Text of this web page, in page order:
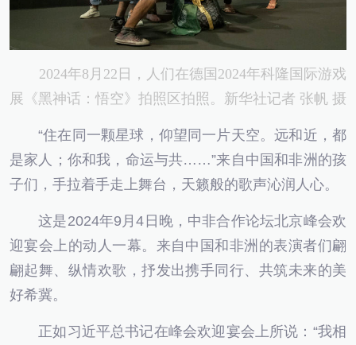
2024年8月22日，人们在德国2024年科隆国际游戏
展《黑神话：悟空》拍照区拍照。新华社记者 张帆 摄
“住在同一颗星球，仰望同一片天空。远和近，都
是家人；你和我，命运与共……”来自中国和非洲的孩
子们，手拉着手走上舞台，天籁般的歌声沁润人心。
这是2024年9月4日晚，中非合作论坛北京峰会欢
迎宴会上的动人一幕。来自中国和非洲的表演者们翩
翩起舞、纵情欢歌，抒发出携手同行、共筑未来的美
好希冀。
正如习近平总书记在峰会欢迎宴会上所说：“我相